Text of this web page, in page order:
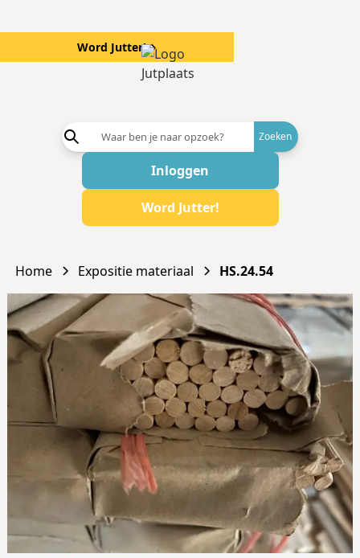
Word Jutter!→
Inloggen
Word Jutter!
Home Expositie materiaal HS.24.54